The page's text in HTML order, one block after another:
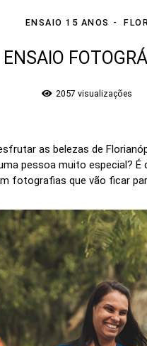
ENSAIO 15 ANOS
ENSAIO
2057 visualizações
as belezas de
pessoa muito especial?
fotografias que vão ficar